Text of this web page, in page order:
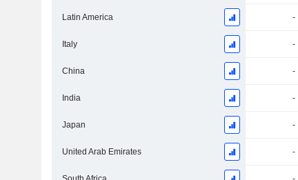
Latin America -
Italy -
China -
India -
Japan -
United Arab Emirates -